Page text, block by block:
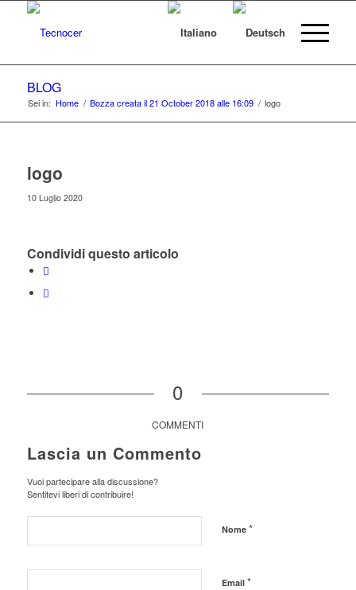
BLOG
Sei in: Home / Bozza creata il 21 October 2018 alle 16:09 / logo
logo
10 Luglio 2020
Condividi questo articolo
0
COMMENTI
Lascia un Commento
Vuoi partecipare alla discussione?
Sentitevi liberi di contribuire!
Nome *
Email *